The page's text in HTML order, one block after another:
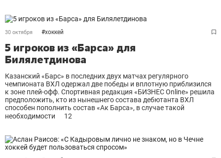
30 октября #хоккей
5 игроков из «Барса» для
Билялетдинова
Казанский «Барс» в последних двух матчах регулярного
чемпионата ВХЛ одержал две победы и вплотную приблизился
к зоне плей-офф. Спортивная редакция «БИЗНЕС Online» решила
предположить, кто из нынешнего состава дебютанта ВХЛ
способен пополнить состав «Ак Барса», в случае такой
необходимости
12